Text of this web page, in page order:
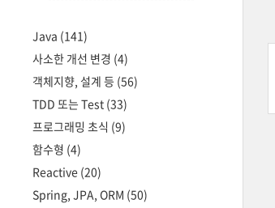
Java (141)
사소한 개선 변경 (4)
객체지향, 설계 등 (56)
TDD 또는 Test (33)
프로그래밍 초식 (9)
함수형 (4)
Reactive (20)
Spring, JPA, ORM (50)